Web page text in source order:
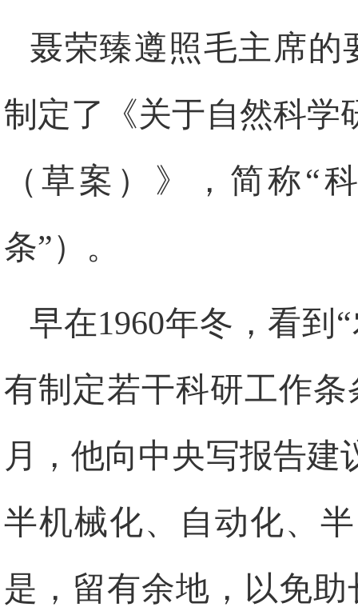
聂荣臻遵照毛主席的
制定了《关于自然科学
（草案）》，简称“
条”）。
早在1960年冬，看到
有制定若干科研工作
月，他向中央写报告
半机械化、自动化、
是，留有余地，以免